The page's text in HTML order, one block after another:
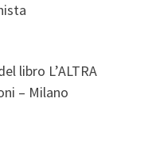
libro L’ALTRA
– Milano